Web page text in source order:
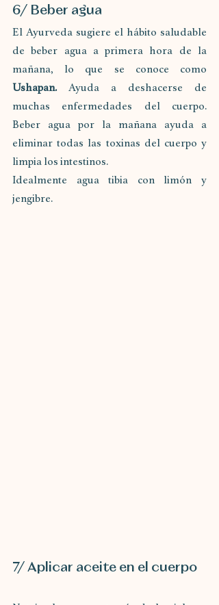
6/ Beber agua
El Ayurveda sugiere el hábito saludable
de beber agua a primera hora de la
Ushapan. Ayuda a deshacerse de
muchas enfermedades del cuerpo.
Beber agua por la mañana ayuda a
eliminar todas las toxinas del cuerpo y
limpia los intestinos.
Idealmente agua tibia con limón y
jengibre.
7/ Aplicar aceite en el cuerpo